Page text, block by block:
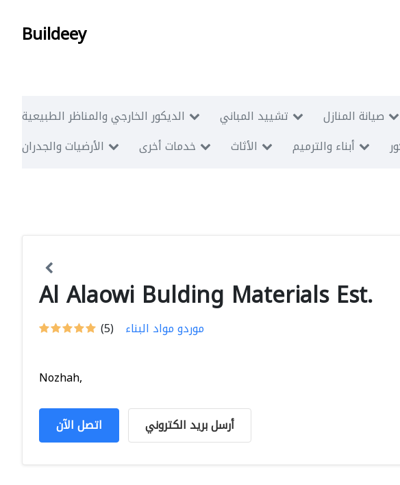
Buildeey
الديكور الخارجي والمناظر الطبيعية تشييد المباني صيانة المنازل
الأرضيات والجدران
خدمات أخرى الأثاث أبناء والترميم
Al Alaowi Bulding Materials Est.
(5) موردو مواد البناء
Nozhah,
اتصل الآن أرسل بريد الكتروني